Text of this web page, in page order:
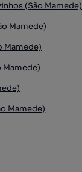
(São Mamede)
Mamede)
Mamede)
Mamede)
Mamede)